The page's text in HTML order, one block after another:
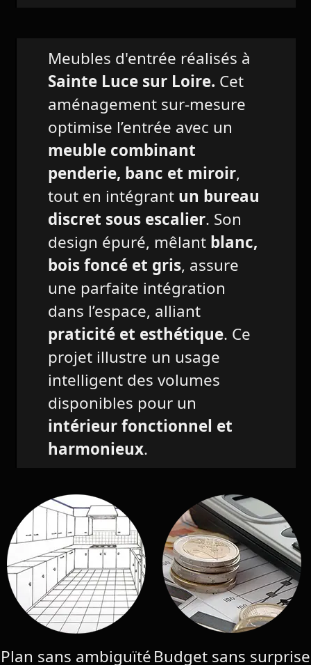
Meubles d'entrée réalisés à
Sainte Luce sur Loire. Cet
aménagement sur-mesure
optimise l’entrée avec un
meuble combinant
penderie, banc et miroir,
tout en intégrant un bureau
discret sous escalier. Son
design épuré, mêlant blanc,
bois foncé et gris, assure
une parfaite intégration
dans l’espace, alliant
praticité et esthétique. Ce
projet illustre un usage
intelligent des volumes
disponibles pour un
intérieur fonctionnel et
harmonieux.
Plan sans ambiguïtéBudget sans surprise